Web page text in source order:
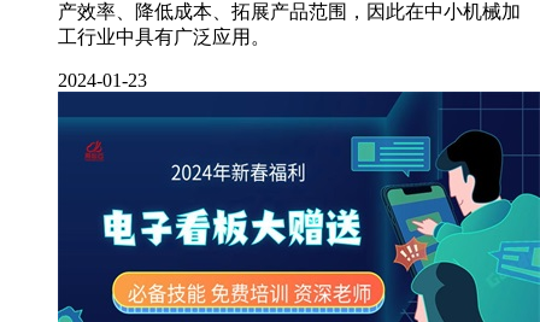
产效率、降低成本、拓展产品范围，因此在中小机械加
工行业中具有广泛应用。
2024-01-23